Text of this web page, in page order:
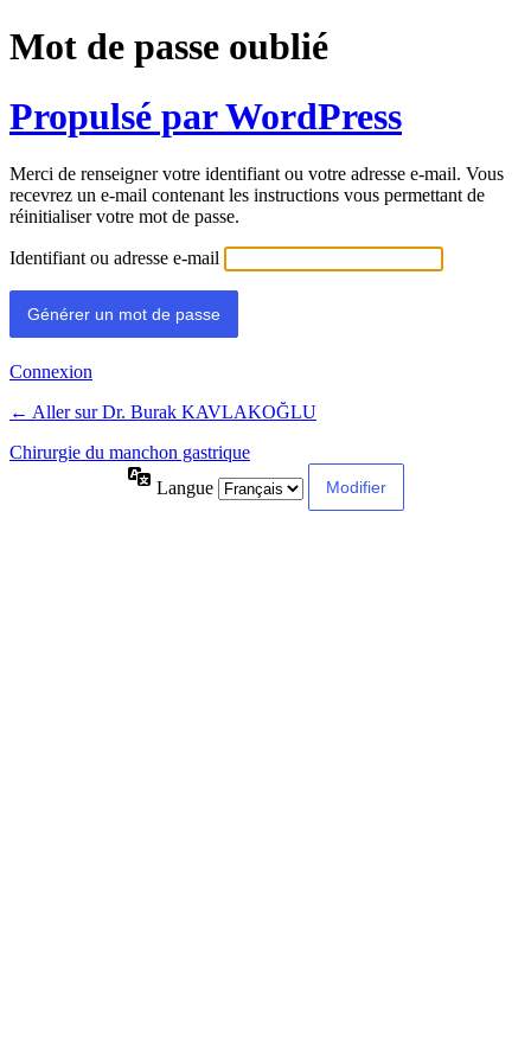
Mot de passe oublié
Propulsé par WordPress
Merci de renseigner votre identifiant ou votre adresse e-mail. Vous
recevrez un e-mail contenant les instructions vous permettant de
réinitialiser votre mot de passe.
Identifiant ou adresse e-mail
Connexion
← Aller sur Dr. Burak KAVLAKOĞLU
Chirurgie du manchon gastrique
Langue